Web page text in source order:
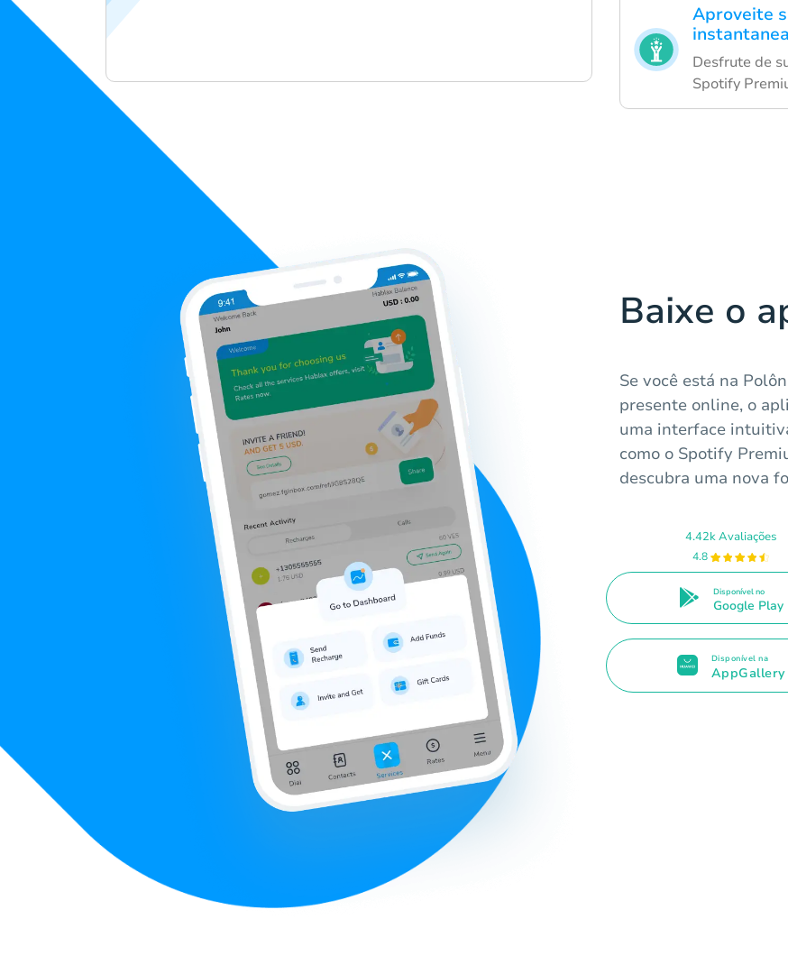
Aproveite
Desfrute de
Spotify
Baixe o
Se você está na
presente online, o
uma interface
como o Spotify
descubra uma nova
4.42k Avaliações
4.8
Disponível no
Google Play
Disponível na
AppGallery